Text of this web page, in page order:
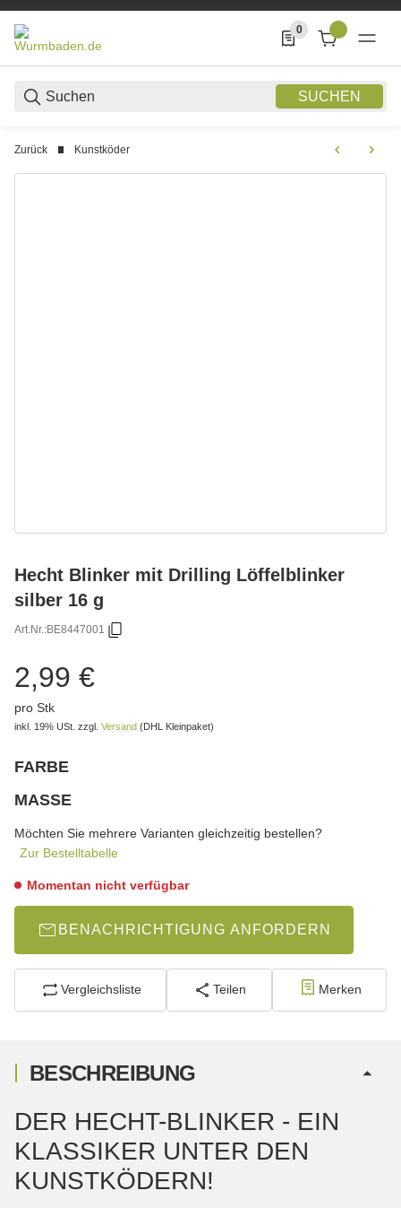
SUCHEN
0
0 Produkte in der
Zurück Kunstköder
Hecht Blinker mit Drilling Löffelblinker
silber 16 g
Art.Nr.:BE8447001
2,99 €
pro Stk
inkl. 19% USt. zzgl. Versand (DHL Kleinpaket)
FARBE
MASSE
Möchten Sie mehrere Varianten gleichzeitig bestellen?
Zur Bestelltabelle
Momentan nicht verfügbar
BENACHRICHTIGUNG ANFORDERN
Vergleichsliste Teilen Merken
BESCHREIBUNG
DER HECHT-BLINKER - EIN
KLASSIKER UNTER DEN
KUNSTKÖDERN!